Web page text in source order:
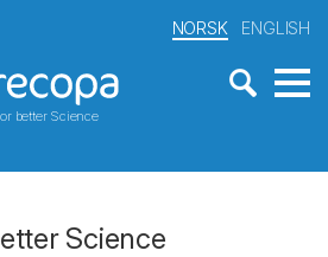
better Science
NORSK ENGLISH
Science